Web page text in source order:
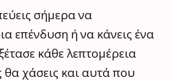
σήμερα να
επένδυση ή να κάνεις ένα
κάθε λεπτομέρεια
χάσεις και αυτά που